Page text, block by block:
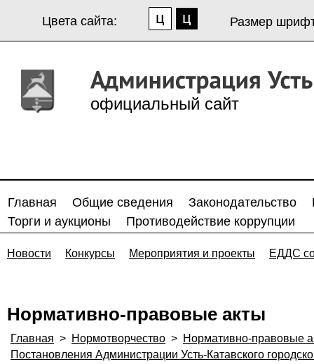
Цвета сайта: Размер
официальный сайт
Главная Общие сведения Законодательство
Торги и аукционы
Противодействие коррупции
Новости Конкурсы Мероприятия и проекты ЕДДС
Нормативно-правовые акты
Главная > Нормотворчество > Нормативно-правовые
Постановления Администрации Усть-Катавского